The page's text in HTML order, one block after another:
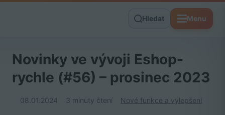
Hledat Menu
Novinky ve vývoji Eshop-
rychle (#56) – prosinec 2023
08.01.2024 3 minuty čtení Nové funkce a vylepšení